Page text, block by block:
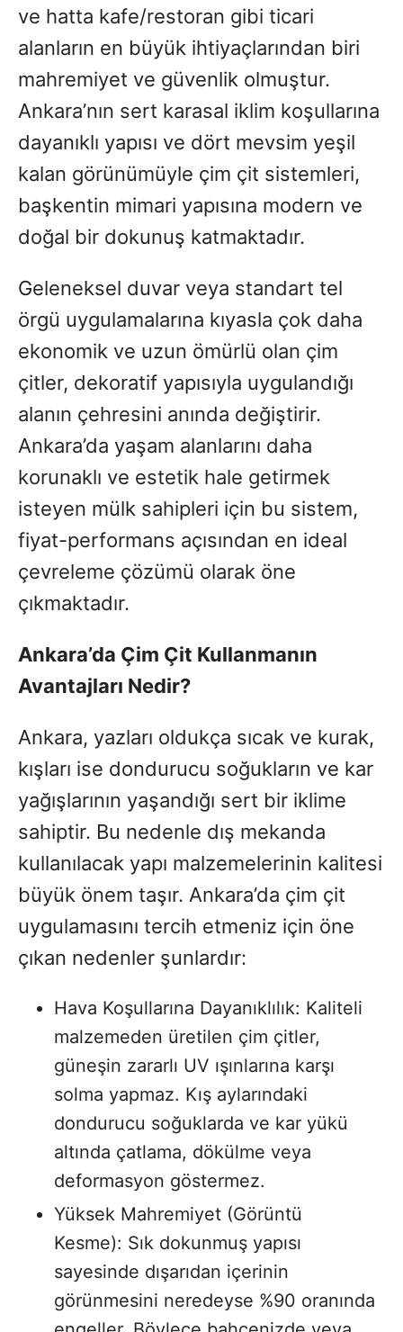
ve hatta kafe/restoran gibi ticari
alanların en büyük ihtiyaçlarından biri
mahremiyet ve güvenlik olmuştur.
Ankara’nın sert karasal iklim koşullarına
dayanıklı yapısı ve dört mevsim yeşil
kalan görünümüyle çim çit sistemleri,
başkentin mimari yapısına modern ve
doğal bir dokunuş katmaktadır.
Geleneksel duvar veya standart tel
örgü uygulamalarına kıyasla çok daha
ekonomik ve uzun ömürlü olan çim
çitler, dekoratif yapısıyla uygulandığı
alanın çehresini anında değiştirir.
Ankara’da yaşam alanlarını daha
korunaklı ve estetik hale getirmek
isteyen mülk sahipleri için bu sistem,
fiyat-performans açısından en ideal
çevreleme çözümü olarak öne
çıkmaktadır.
Ankara’da Çim Çit Kullanmanın
Avantajları Nedir?
Ankara, yazları oldukça sıcak ve kurak,
kışları ise dondurucu soğukların ve kar
yağışlarının yaşandığı sert bir iklime
sahiptir. Bu nedenle dış mekanda
kullanılacak yapı malzemelerinin kalitesi
büyük önem taşır. Ankara’da çim çit
uygulamasını tercih etmeniz için öne
çıkan nedenler şunlardır:
Hava Koşullarına Dayanıklılık: Kaliteli
malzemeden üretilen çim çitler,
güneşin zararlı UV ışınlarına karşı
solma yapmaz. Kış aylarındaki
dondurucu soğuklarda ve kar yükü
altında çatlama, dökülme veya
deformasyon göstermez.
Yüksek Mahremiyet (Görüntü
Kesme): Sık dokunmuş yapısı
sayesinde dışarıdan içerinin
görünmesini neredeyse %90 oranında